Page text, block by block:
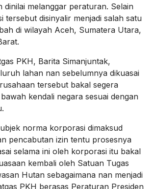
dinilai melanggar peraturan. Selain
tersebut disinyalir menjadi salah satu
di wilayah Aceh, Sumatera Utara,
PKH, Barita Simanjuntak,
lahan nan sebelumnya dikuasai
tersebut bakal segera
kendali negara sesuai dengan
norma korporasi dimaksud
pencabutan izin tentu prosesnya
selama ini oleh korporasi itu bakal
kembali oleh Satuan Tugas
Hutan sebagaimana nan menjadi
PKH berasas Peraturan Presiden